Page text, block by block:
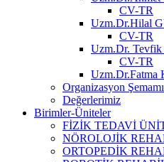
CV-TR
Uzm.Dr.Hilal
CV-TR
Uzm.Dr.
CV-TR
Uzm.Dr.Fatma
Organizasyon
Değerlerimiz
Birimler-Üniteler
FİZİK TEDAVİ
NÖROLOJİK
ORTOPEDİK